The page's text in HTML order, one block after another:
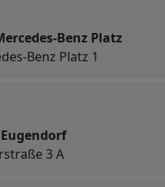
Benz Platz
Benz Platz 1
3 A